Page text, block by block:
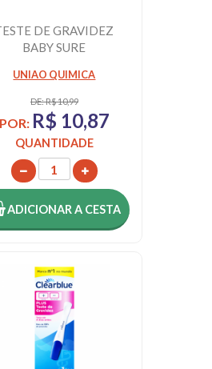
DE GRAVIDEZ
BABY SURE
UNIAO QUIMICA
DE: R$ 10,99
POR: R$ 10,87
QUANTIDADE
ADICIONAR A CESTA